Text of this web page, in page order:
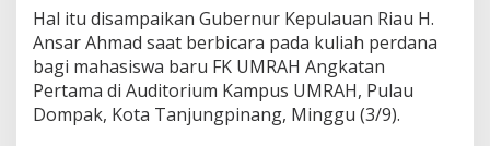
0
2
3
,
S
e
Hal itu disampaikan Gubernur Kepulauan Riau H.
Ansar Ahmad saat berbicara pada kuliah perdana
bagi mahasiswa baru FK UMRAH Angkatan
Pertama di Auditorium Kampus UMRAH, Pulau
Dompak, Kota Tanjungpinang, Minggu (3/9).